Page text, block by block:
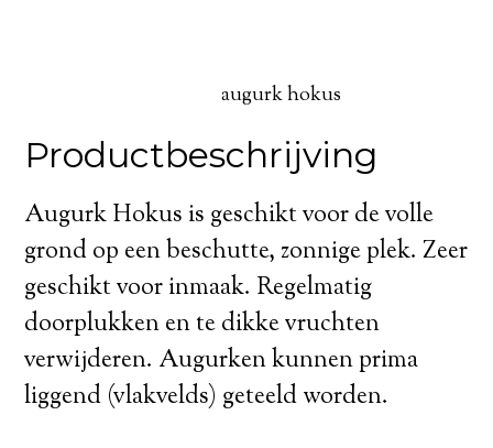
augurk hokus
Productbeschrijving
Augurk Hokus is geschikt voor de volle
grond op een beschutte, zonnige plek. Zeer
geschikt voor inmaak. Regelmatig
doorplukken en te dikke vruchten
verwijderen. Augurken kunnen prima
liggend (vlakvelds) geteeld worden.